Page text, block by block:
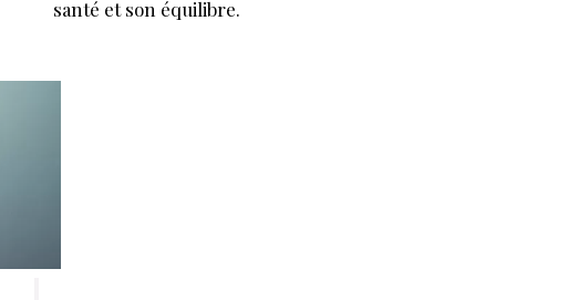
santé et son équilibre.